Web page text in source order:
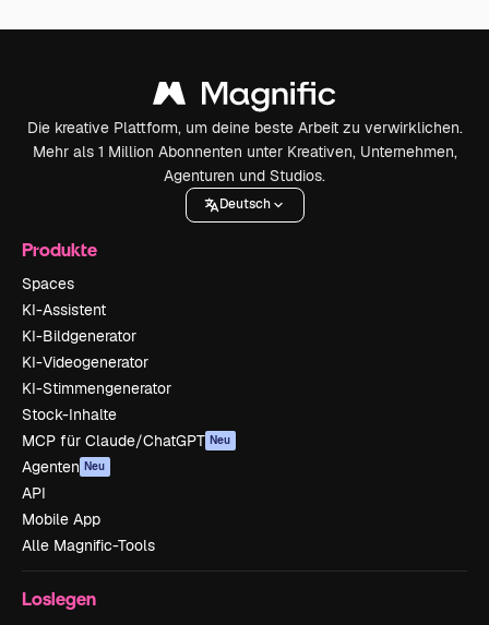
Die kreative Plattform, um deine beste Arbeit zu verwirklichen.
Mehr als 1 Million Abonnenten unter Kreativen, Unternehmen,
Agenturen und Studios.
Deutsch
Produkte
Spaces
KI-Assistent
KI-Bildgenerator
KI-Videogenerator
KI-Stimmengenerator
Stock-Inhalte
MCP für Claude/ChatGPT Neu
Agenten Neu
API
Mobile App
Alle Magnific-Tools
Loslegen